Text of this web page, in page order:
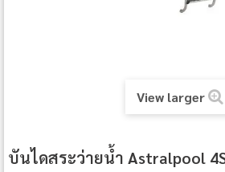
View larger
บันไดสระว่ายน้ำ Astralpool